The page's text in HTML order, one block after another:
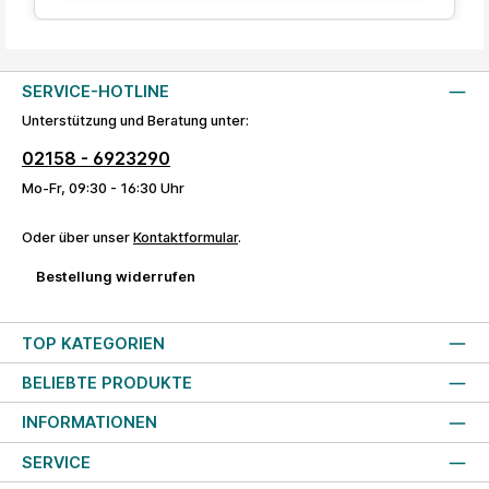
SERVICE-HOTLINE
Unterstützung und Beratung unter:
02158 - 6923290
Mo-Fr, 09:30 - 16:30 Uhr
Oder über unser Kontaktformular.
Bestellung widerrufen
TOP KATEGORIEN
BELIEBTE PRODUKTE
INFORMATIONEN
SERVICE